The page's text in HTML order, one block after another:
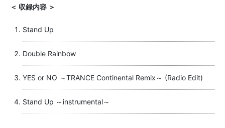
＜ 収録内容 ＞
Stand Up
Double Rainbow
YES or NO ～TRANCE Continental Remix～ (Radio Edit)
Stand Up ～instrumental～